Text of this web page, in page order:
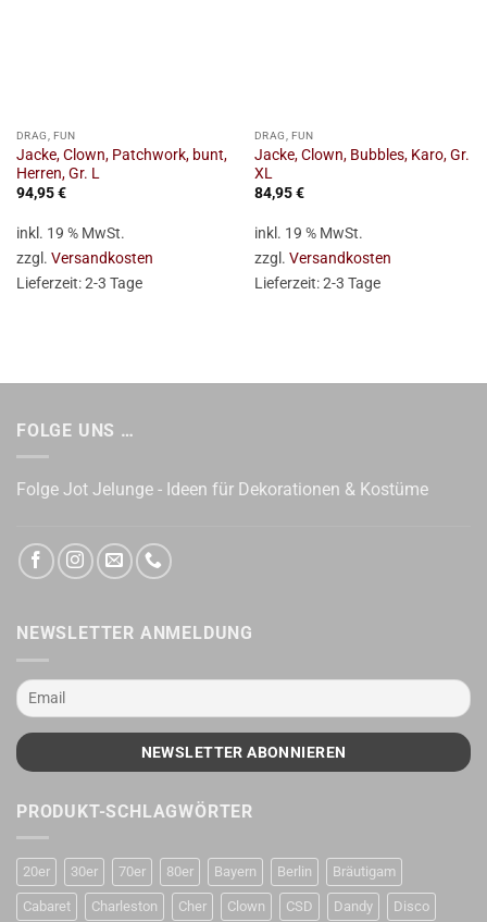
DRAG, FUN
Jacke, Clown, Patchwork, bunt,
Herren, Gr. L
94,95€
inkl. 19 % MwSt.
zzgl. Versandkosten
Lieferzeit:2-3 Tage
DRAG, FUN
Jacke, Clown, Bubbles, Karo, Gr.
XL
84,95€
inkl. 19 % MwSt.
zzgl. Versandkosten
Lieferzeit:2-3 Tage
FOLGE UNS …
Folge Jot Jelunge - Ideen für Dekorationen & Kostüme
NEWSLETTER ANMELDUNG
PRODUKT-SCHLAGWÖRTER
20er 30er 70er 80er Bayern Berlin Bräutigam
Cabaret Charleston Cher Clown CSD Dandy Disco